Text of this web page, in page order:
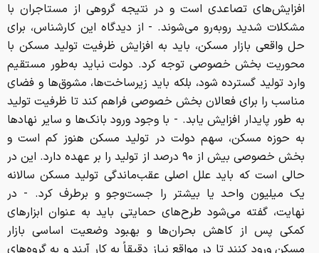
افزایش‌های تصاعدی است و در نتیجه گروهی از مستاجران با
مشکلات شدید روبه‌رو می‌شوند. - از دیدگاه این کارشناس، برای
حل واقعی بازار مسکن، باید به افزایش ظرفیت تولید مسکن با
محوریت بخش خصوصی توجه کرد. دولت نباید به‌طور مستقیم
وارد تولید گسترده شود، بلکه باید زیرساخت‌ها، مشوق‌ها و فضای
مناسب را برای فعالان بخش خصوصی فراهم کند تا ظرفیت تولید
به طور پایدار افزایش یابد. - با وجود ورود بانک‌ها و سایر نهادها
به حوزه مسکن، سهم دولت در تولید مسکن هنوز کم است و
بخش خصوصی بیش از ۹۰ درصد از تولید را بر عهده دارد. این در
حالی است که باید علل اصلی عقب‌ماندگی تولید مسکن سالانه
یک میلیون واحد یا بیشتر را جست‌وجو و برطرف کرد. - در
نهایت، گفته می‌شود طرح‌های حمایتی باید به عنوان ابزارهای
کمکی پس از کاهش بحران‌ها و بهبود وضعیت اساسی بازار
مسکن ورود کنند تا در مواقع نیاز دقیقاً به کار آیند و به گروه‌های